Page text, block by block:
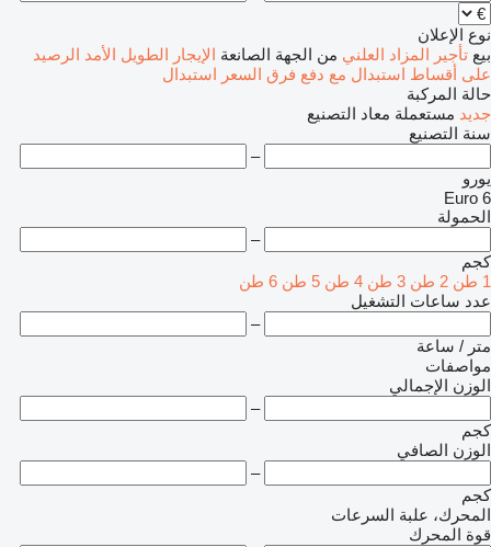
نوع الإعلان
بيع تأجير المزاد العلني من الجهة الصانعة الإيجار الطويل الأمد الرصيد
على أقساط استبدال مع دفع فرق السعر استبدال
حالة المركبة
جديد مستعملة معاد التصنيع
سنة التصنيع
–
يورو
Euro 6
الحمولة
–
كجم
1 طن
2 طن 3 طن 4 طن 5 طن
6 طن
عدد ساعات التشغيل
–
متر / ساعة
مواصفات
الوزن الإجمالي
–
كجم
الوزن الصافي
–
كجم
المحرك، علبة السرعات
قوة المحرك